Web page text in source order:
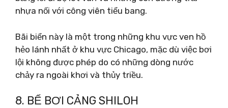
nhựa nối với công viên tiểu bang.
Bãi biển này là một trong những khu vực ven hồ
hẻo lánh nhất ở khu vực Chicago, mặc dù việc bơi
lội không được phép do có những dòng nước
chảy ra ngoài khơi và thủy triều.
8. BỂ BƠI CẢNG SHILOH